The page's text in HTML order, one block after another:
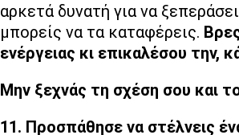
αρκετά δυνατή για να
μπορείς να τα καταφέρεις.
ενέργειας κι επικαλέσου την,
Μην ξεχνάς τη σχέση σου και
11. Προσπάθησε να στέλνεις